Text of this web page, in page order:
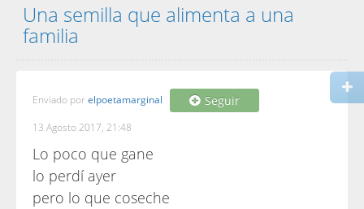
Una semilla que alimenta a una
familia
Enviado por elpoetamarginal Seguir
13 Agosto 2017, 21:48
Lo poco que gane
lo perdí ayer
pero lo que coseche